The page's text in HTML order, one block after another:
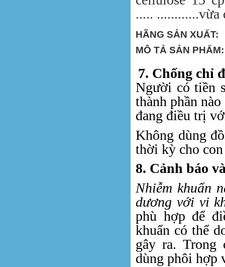
..... ............vừa
HÃNG SẢN
MÔ TẢ SẢN PHẨM:
7. Chống chỉ
Người có tiền
thành phần
đang điều trị
Không dùng
thời kỳ cho
8. Cảnh báo
Nhiễm khuẩn
dương với vi
phù hợp để
khuẩn có thể
gây ra. Trong
dùng phôi hợp